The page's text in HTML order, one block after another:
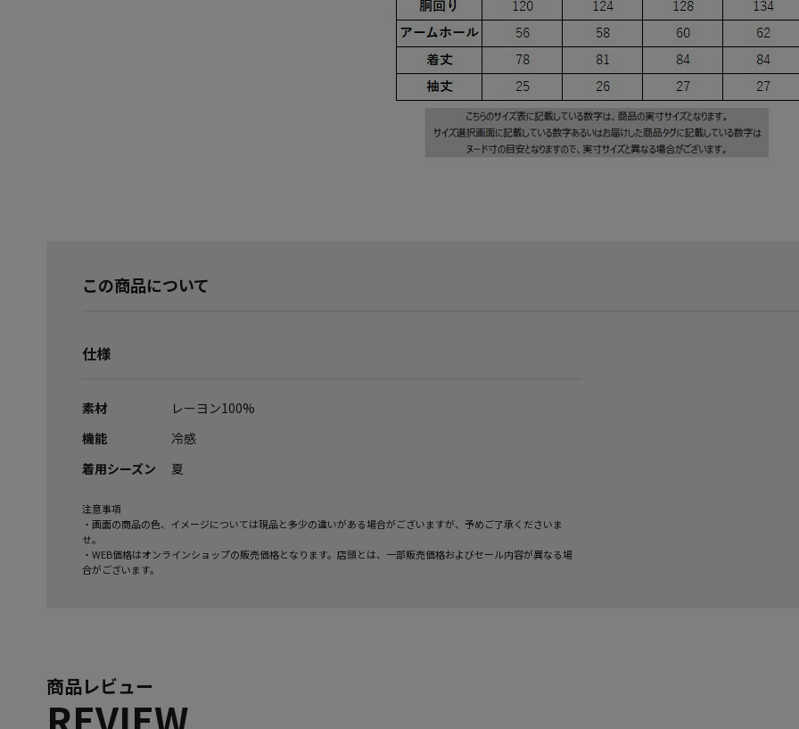
この商品について
仕様
素材
レーヨン100%
機能
冷感
着用シーズン
夏
注意事項
・画面の商品の色、イメージについては現品と多少の違いがある場合がございますが、予めご了承くださいま
せ。
・WEB価格はオンラインショップの販売価格となります。店頭とは、一部販売価格およびセール内容が異なる場
合がございます。
商品レビュー